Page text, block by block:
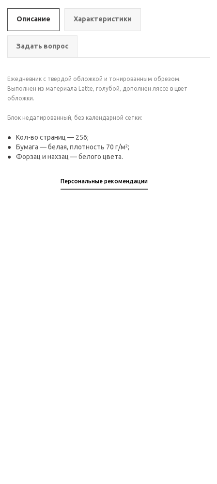
Описание Характеристики
Задать вопрос
Ежедневник с твердой обложкой и тонированным обрезом.
Выполнен из материала Latte, голубой, дополнен ляссе в цвет
обложки.
Блок недатированный, без календарной сетки:
Кол-во страниц — 256;
Бумага — белая, плотность 70 г/м²;
Форзац и нахзац — белого цвета.
Персональные рекомендации